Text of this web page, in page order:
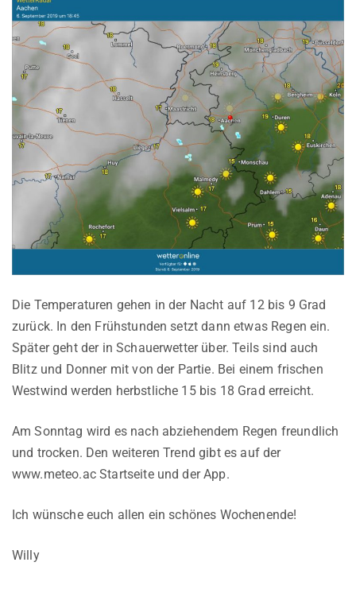
Die Temperaturen gehen in der Nacht auf 12 bis 9 Grad
zurück. In den Frühstunden setzt dann etwas Regen ein.
Später geht der in Schauerwetter über. Teils sind auch
Blitz und Donner mit von der Partie. Bei einem frischen
Westwind werden herbstliche 15 bis 18 Grad erreicht.
Am Sonntag wird es nach abziehendem Regen freundlich
und trocken. Den weiteren Trend gibt es auf der
www.meteo.ac Startseite und der App.
Ich wünsche euch allen ein schönes Wochenende!
Willy